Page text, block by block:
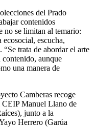
del Prado
contenidos
no se limitan al temario:
escucha,
trata de abordar el arte
contenido, aunque
una manera de
Camberas recoge
CEIP Manuel Llano de
junto a la
Herrero (Garúa